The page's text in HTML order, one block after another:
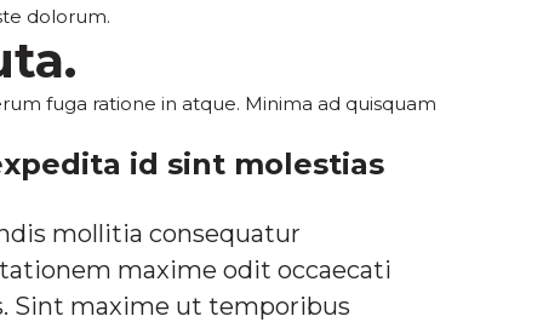
dolorum.
fuga ratione in atque. Minima ad quisquam
id sint molestias
mollitia consequatur
maxime odit occaecati
Sint maxime ut temporibus